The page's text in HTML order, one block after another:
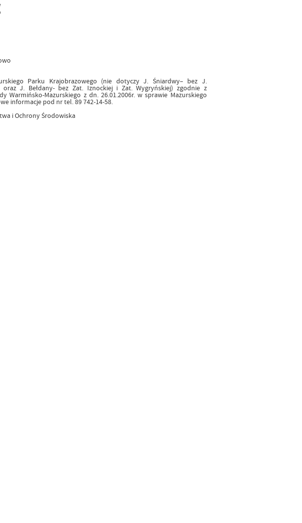
Parku Krajobrazowego (nie dotyczy J. Śniardwy– bez J.
oraz J. Bełdany- bez Zat. Iznockiej i Zat. Wygryńskiej) zgodnie z
Warmińsko-Mazurskiego z dn. 26.01.2006r. w sprawie Mazurskiego
informacje pod nr tel. 89 742-14-58.
i Ochrony Środowiska